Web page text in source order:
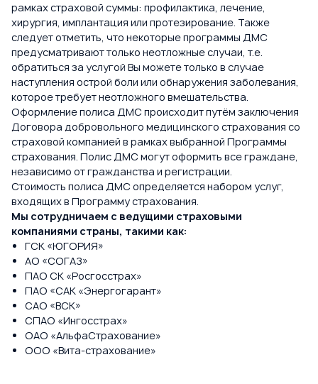
рамках страховой суммы: профилактика, лечение,
хирургия, имплантация или протезирование. Также
следует отметить, что некоторые программы ДМС
предусматривают только неотложные случаи, т.е.
обратиться за услугой Вы можете только в случае
наступления острой боли или обнаружения заболевания,
которое требует неотложного вмешательства.
Оформление полиса ДМС происходит путём заключения
Договора добровольного медицинского страхования со
страховой компанией в рамках выбранной Программы
страхования. Полис ДМС могут оформить все граждане,
независимо от гражданства и регистрации.
Стоимость полиса ДМС определяется набором услуг,
входящих в Программу страхования.
Мы сотрудничаем с ведущими страховыми
компаниями страны, такими как:
ГСК «ЮГОРИЯ»
АО «СОГАЗ»
ПАО СК «Росгосстрах»
ПАО «САК «Энергогарант»
САО «ВСК»
СПАО «Ингосстрах»
ОАО «АльфаСтрахование»
ООО «Вита-страхование»